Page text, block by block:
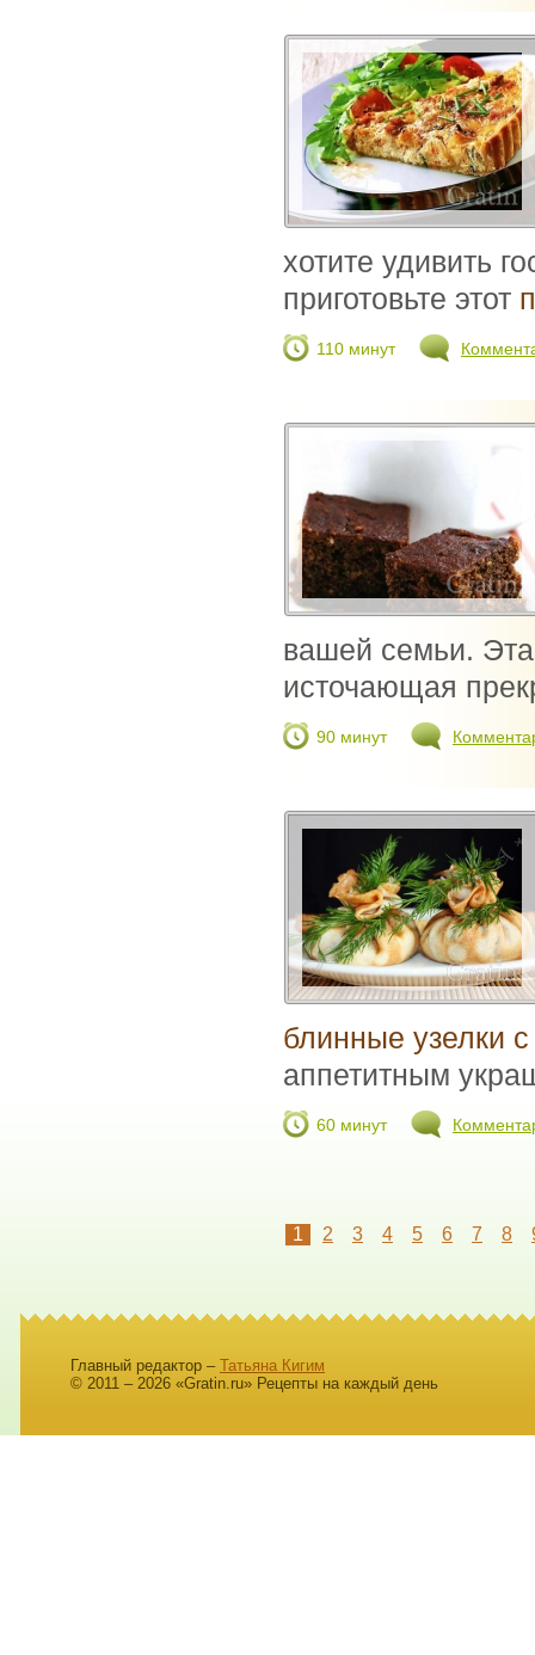
хотите удивить
приготовьте этот
110 минут
вашей семьи.
источающая
90 минут
блинные узелки
аппетитным
60 минут
1 2 3 4 5 6 7 8
Главный редактор – Татьяна Кигим
© 2011 – 2026 «Gratin.ru» Рецепты на каждый день